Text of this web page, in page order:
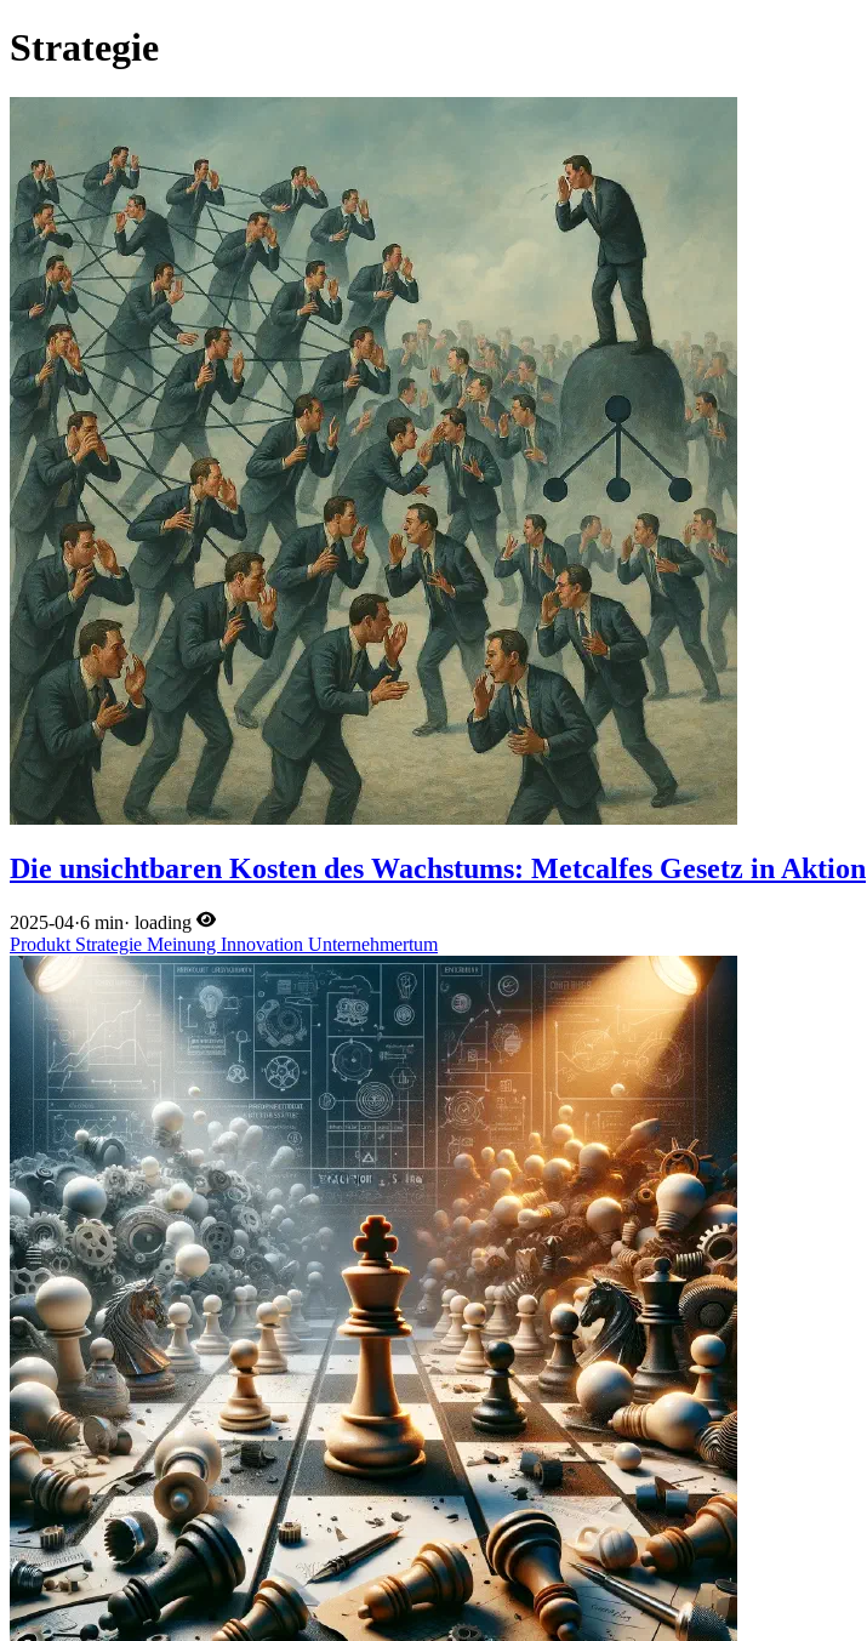
Strategie
Die unsichtbaren Kosten des Wachstums: Metcalfes Gesetz in Aktion
2025-04·6 min· loading
Produkt Strategie Meinung Innovation Unternehmertum